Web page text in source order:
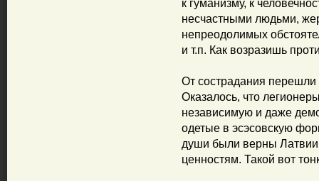
к гуманизму, к
несчастными людьми,
непреодолимых
и т.п. Как возразишь
От сострадания перешли
Оказалось, что
независимую и даже
одетые в эсэсовскую
души были верны Латвии
ценностям. Такой вот